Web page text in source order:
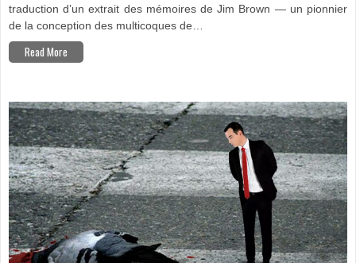
traduction d’un extrait des mémoires de Jim Brown — un pionnier
de la conception des multicoques de…
Read More